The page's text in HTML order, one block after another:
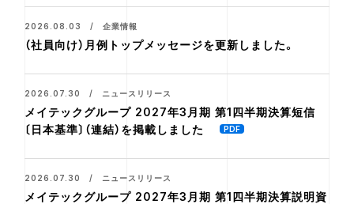
2026.08.03 / 企業情報
（社員向け）月例トップメッセージを更新しました。
2026.07.30 / ニュースリリース
メイテックグループ 2027年3月期 第1四半期決算短信
〔日本基準〕（連結）を掲載しました
2026.07.30 / ニュースリリース
メイテックグループ 2027年3月期 第1四半期決算説明資